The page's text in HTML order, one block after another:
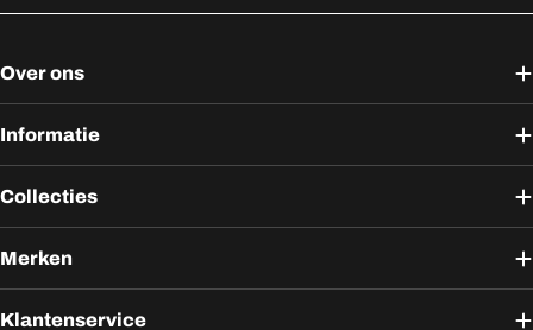
Over ons
Informatie
Collecties
Merken
Klantenservice